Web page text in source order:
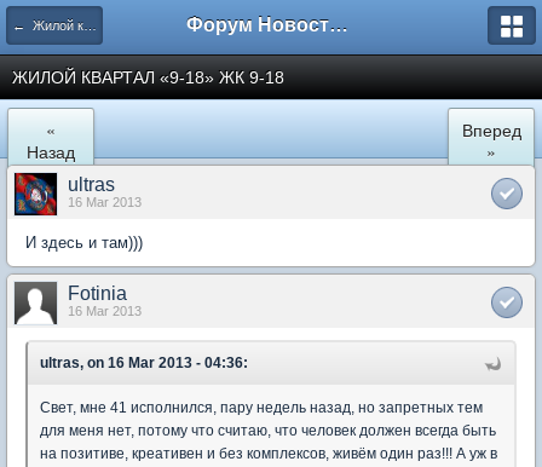
← Жилой квартал "9-18" в Мытищах Форум Новостройки
ЖИЛОЙ КВАРТАЛ «9-18» ЖК 9-18
«
Назад
Вперед
»
ultras
16 Mar 2013
И здесь и там)))
Fotinia
16 Mar 2013
ultras, on 16 Mar 2013 - 04:36:
Свет, мне 41 исполнился, пару недель назад, но запретных тем
для меня нет, потому что считаю, что человек должен всегда быть
на позитиве, креативен и без комплексов, живём один раз!!! А уж в